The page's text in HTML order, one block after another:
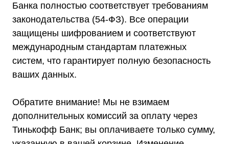
Банка полностью соответствует требованиям
законодательства (54-ФЗ). Все операции
защищены шифрованием и соответствуют
международным стандартам платежных
систем, что гарантирует полную безопасность
ваших данных.
Обратите внимание! Мы не взимаем
дополнительных комиссий за оплату через
Тинькофф Банк; вы оплачиваете только сумму,
Трехфазные стабилизаторы
Стабилизаторы три фазы в одну
Стабилизаторы для котлов Серия Термо
Стабилизаторы инверторные ИнСтаб
Стабилизаторы в стойку Rack 19
Стабилизаторы настенные
Источники бесперебойного питания
Однофазные ИБП
ИБП постоянного тока
Аксессуары